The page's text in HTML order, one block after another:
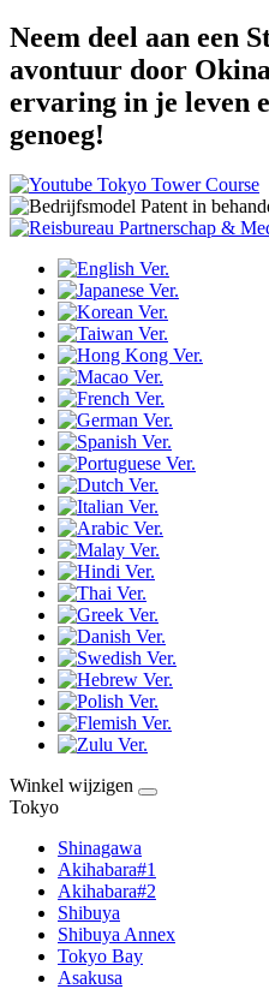
Neem deel aan een
avontuur door
ervaring in je leven
genoeg!
Winkel wijzigen
Tokyo
Shinagawa
Akihabara#1
Akihabara#2
Shibuya
Shibuya Annex
Tokyo Bay
Asakusa